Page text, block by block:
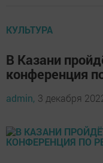
КУЛЬТУРА
В Казани
конференция
admin, 3 декабря